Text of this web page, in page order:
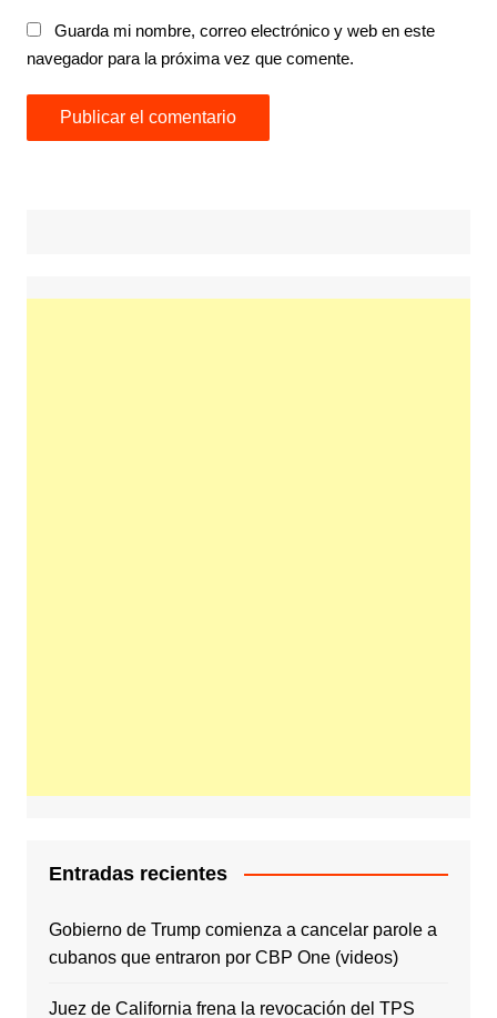
Guarda mi nombre, correo electrónico y web en este
navegador para la próxima vez que comente.
Entradas recientes
Gobierno de Trump comienza a cancelar parole a
cubanos que entraron por CBP One (videos)
Juez de California frena la revocación del TPS